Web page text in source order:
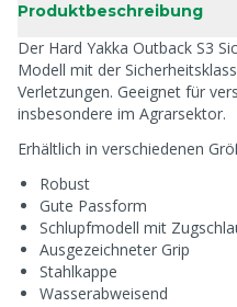
Produktbeschreibung
Der Hard Yakka Outback S3
Modell mit der
Verletzungen. Geeignet für
insbesondere im Agrarsektor.
Erhältlich in verschiedenen
Robust
Gute Passform
Schlupfmodell mit
Ausgezeichneter Grip
Stahlkappe
Wasserabweisend